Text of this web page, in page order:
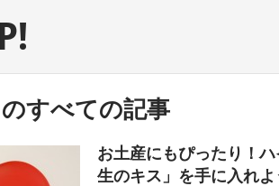
すべての記事
お土産にもぴったり！
生のキス」を手に入れよ